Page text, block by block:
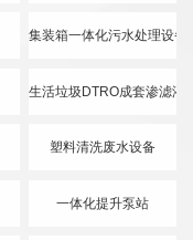
集装箱一体化污水处理设备
生活垃圾DTRO成套渗滤液
塑料清洗废水设备
一体化提升泵站